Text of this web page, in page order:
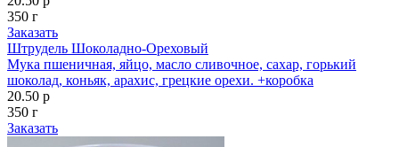
350 г
Заказать
Штрудель Шоколадно-Ореховый
Мука пшеничная, яйцо, масло сливочное, сахар, горький
шоколад, коньяк, арахис, грецкие орехи. +коробка
20.50 р
350 г
Заказать